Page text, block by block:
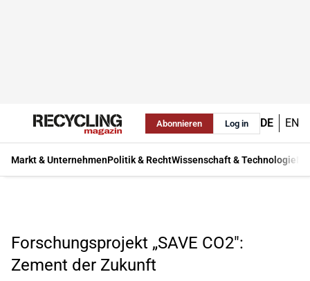
Abonnieren Log in DE EN
Markt & UnternehmenPolitik & RechtWissenschaft & Technologie
Forschungsprojekt „SAVE CO2":
Zement der Zukunft